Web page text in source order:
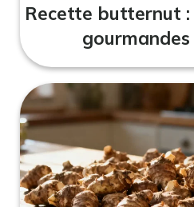
Recette butternut